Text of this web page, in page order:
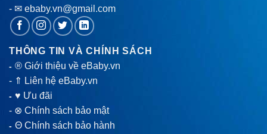
- ✉ ebaby.vn@gmail.com
THÔNG TIN VÀ CHÍNH SÁCH
-® Giới thiệu về eBaby.vn
- ⇑ Liên hệ eBaby.vn
-♥ Ưu đãi
- ⊗ Chính sách bảo mật
-Θ Chính sách bảo hành